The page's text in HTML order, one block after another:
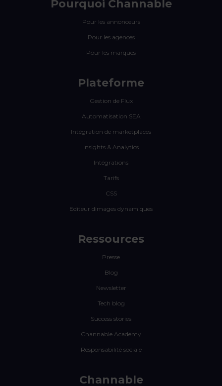
Pourquoi Channable
Pour les annonceurs
Pour les agences
Pour les marques
Plateforme
Gestion de Flux
Automatisation SEA
Intégration de marketplaces
Insights & Analytics
Intégrations
Tarifs
CSS
Editeur dimages dynamiques
Ressources
Presse
Blog
Newsletter
Tech blog
Success stories
Channable Academy
Responsabilité sociale
Channable